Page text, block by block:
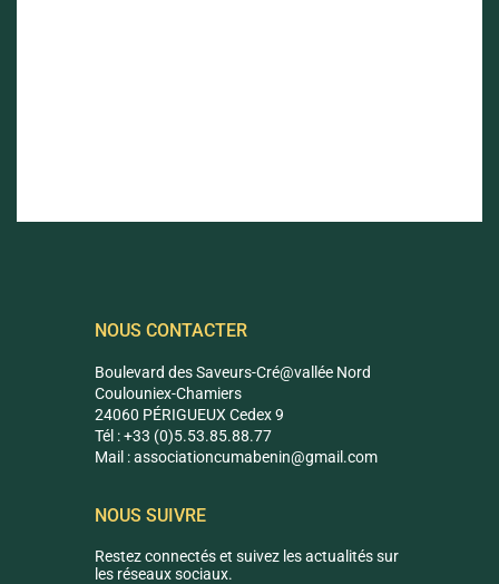
NOUS CONTACTER
Boulevard des Saveurs-Cré@vallée Nord
Coulouniex-Chamiers
24060 PÉRIGUEUX Cedex 9
Tél : +33 (0)5.53.85.88.77
Mail :associationcumabenin@gmail.com
NOUS SUIVRE
Restez connectés et suivez les actualités sur
les réseaux sociaux.